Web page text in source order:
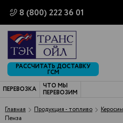
8 (800) 222 36 01
РАССЧИТАТЬ ДОСТАВКУ
ГСМ
ПЕРЕВОЗКА
ЧТО МЫ
ПЕРЕВОЗИМ
Главная
Продукция - топливо Керосин
Пенза